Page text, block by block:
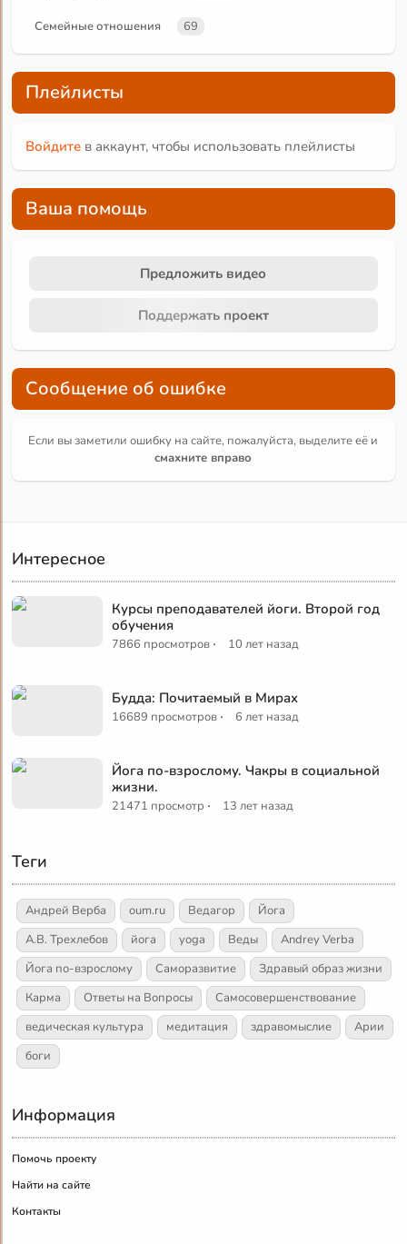
Семейные отношения 69
Плейлисты
Войдите в аккаунт, чтобы использовать плейлисты
Ваша помощь
Предложить видео
Поддержать проект
Сообщение об ошибке
Если вы заметили ошибку на сайте, пожалуйста, выделите её и
смахните вправо
Интересное
Курсы преподавателей йоги. Второй год
обучения
7866 просмотров · 10 лет назад
Будда: Почитаемый в Мирах
16689 просмотров · 6 лет назад
Йога по-взрослому. Чакры в социальной
жизни.
21471 просмотр · 13 лет назад
Теги
Андрей Верба oum.ru Ведагор
Йога
А.В. Трехлебов
йога yoga Веды
Andrey Verba
Йога по-взрослому
Саморазвитие
Здравый образ жизни
Карма
Ответы на Вопросы
Самосовершенствование
ведическая культура
медитация здравомыслие
Арии
боги
Информация
Помочь проекту
Найти на сайте
Контакты